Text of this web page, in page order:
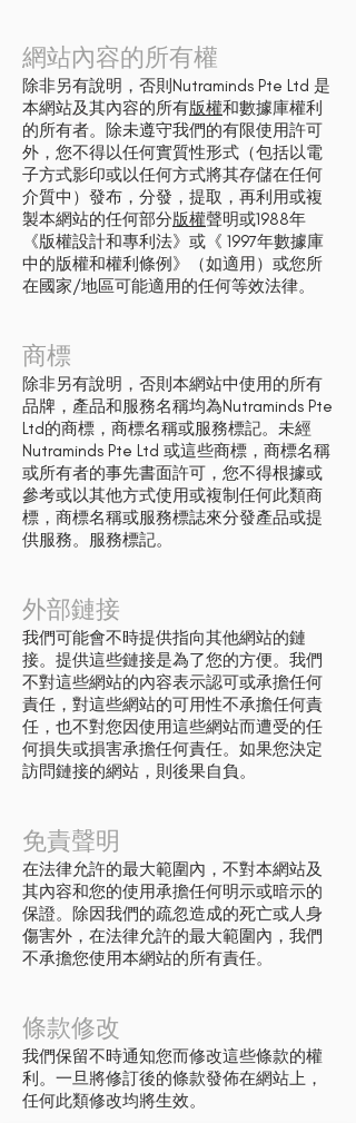
網站內容的所有權
除非另有說明，否則Nutraminds Pte Ltd 是
本網站及其內容的所有版權和數據庫權利
的所有者。除未遵守我們的有限使用許可
外，您不得以任何實質性形式（包括以電
子方式影印或以任何方式將其存儲在任何
介質中）發布，分發，提取，再利用或複
製本網站的任何部分版權聲明或1988年
《版權設計和專利法》或《 1997年數據庫
中的版權和權利條例》（如適用）或您所
在國家/地區可能適用的任何等效法律。
商標
除非另有說明，否則本網站中使用的所有
品牌，產品和服務名稱均為Nutraminds Pte
Ltd的商標，商標名稱或服務標記。未經
Nutraminds Pte Ltd 或這些商標，商標名稱
或所有者的事先書面許可，您不得根據或
參考或以其他方式使用或複制任何此類商
標，商標名稱或服務標誌來分發產品或提
供服務。服務標記。
外部鏈接
我們可能會不時提供指向其他網站的鏈
接。提供這些鏈接是為了您的方便。我們
不對這些網站的內容表示認可或承擔任何
責任，對這些網站的可用性不承擔任何責
任，也不對您因使用這些網站而遭受的任
何損失或損害承擔任何責任。如果您決定
訪問鏈接的網站，則後果自負。
免責聲明
在法律允許的最大範圍內，不對本網站及
其內容和您的使用承擔任何明示或暗示的
保證。除因我們的疏忽造成的死亡或人身
傷害外，在法律允許的最大範圍內，我們
不承擔您使用本網站的所有責任。
條款修改
我們保留不時通知您而修改這些條款的權
利。一旦將修訂後的條款發佈在網站上，
任何此類修改均將生效。